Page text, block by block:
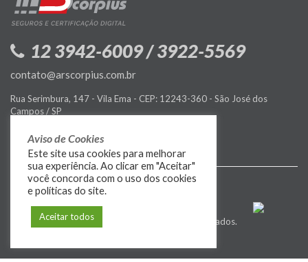
12 3942-6009 / 3922-5569
contato@arscorpius.com.br
Rua Serimbura, 147 - Vila Ema - CEP: 12243-360 - São José dos
Campos / SP
Política de Privacidade
© 2009-2026 MIDIASIM . Todos os direitos reservados.
Aviso de Cookies
Este site usa cookies para melhorar
sua experiência. Ao clicar em "Aceitar"
você concorda com o uso dos cookies
e políticas do site.
Aceitar todos